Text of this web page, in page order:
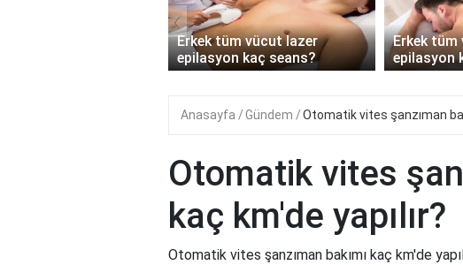
Erkek tüm vücut lazer
epilasyon kaç seans?
Erkek tüm
epilasyon
‹
Anasayfa Gündem Otomatik vites şanzıman
Otomatik vites
kaç km'de yapılır?
Otomatik vites şanzıman bakımı kaç km'de